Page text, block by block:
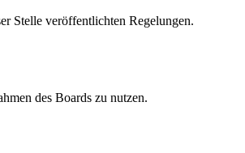
Stelle veröffentlichten Regelungen.
des Boards zu nutzen.